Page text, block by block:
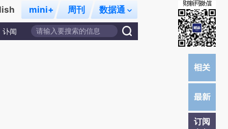
mini+ 周刊 数据通
讣闻
订阅